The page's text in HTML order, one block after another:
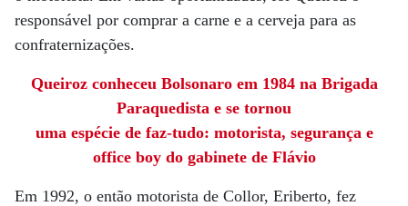
responsável por comprar a carne e a cerveja para as
confraternizações.
Queiroz conheceu Bolsonaro em 1984 na Brigada
Paraquedista e se tornou
uma espécie de faz-tudo: motorista, segurança e
office boy do gabinete de Flávio
Em 1992, o então motorista de Collor, Eriberto, fez